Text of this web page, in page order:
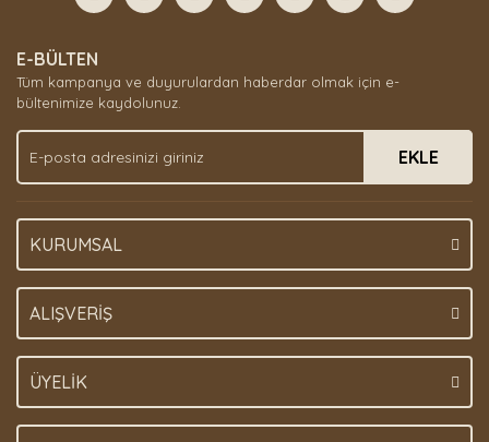
Yorum Yaz
Ürün açıklamasında eksik bilgiler bulunuyor.
Ürün bilgilerinde hatalar bulunuyor.
Ürün fiyatı diğer sitelerden daha pahalı.
Bu ürüne benzer farklı alternatifler olmalı.
E-BÜLTEN
Tüm kampanya ve duyurulardan haberdar olmak için e-
bültenimize kaydolunuz.
EKLE
KURUMSAL
ALIŞVERİŞ
ÜYELİK